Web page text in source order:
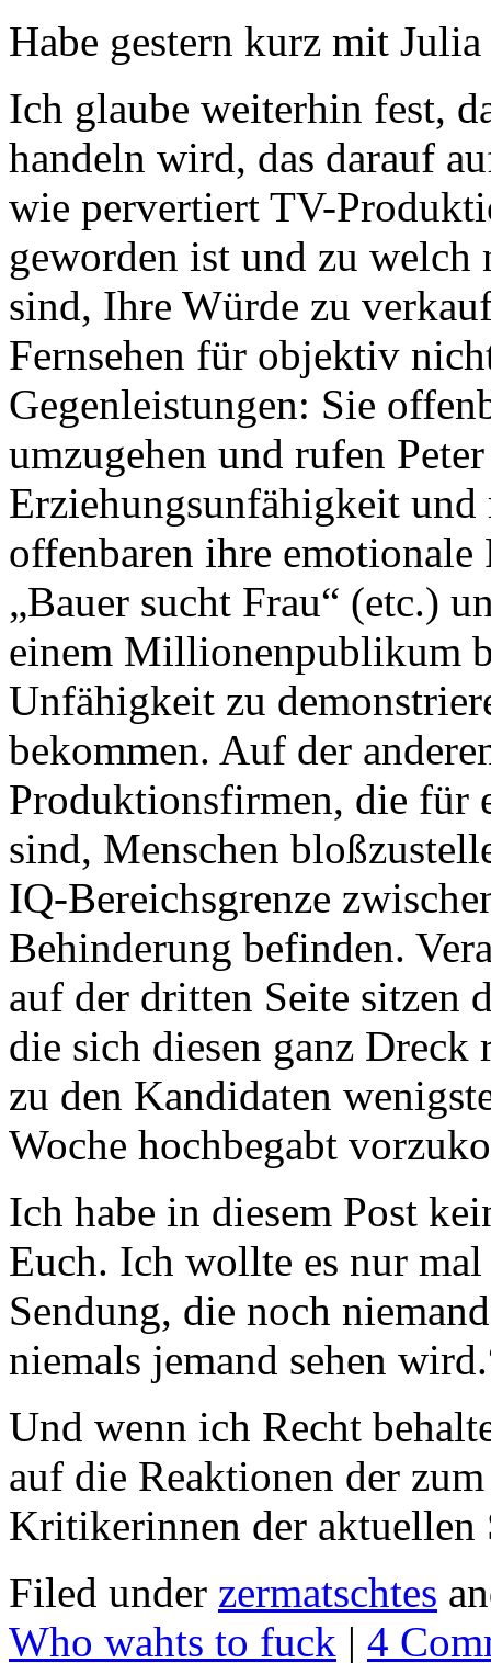
Habe gestern kurz mit Julia
Ich glaube weiterhin fest,
handeln wird, das darauf
wie pervertiert TV-
geworden ist und zu welch
sind, Ihre Würde zu
Fernsehen für objektiv
Gegenleistungen: Sie
umzugehen und rufen
Erziehungsunfähigkeit
offenbaren ihre
„Bauer sucht Frau“ (etc.)
einem Millionenpublikum
Unfähigkeit zu
bekommen. Auf der
Produktionsfirmen, die für
sind, Menschen
IQ-Bereichsgrenze
Behinderung befinden.
auf der dritten Seite sitzen
die sich diesen ganz
zu den Kandidaten
Woche hochbegabt
Ich habe in diesem Post
Euch. Ich wollte es nur
Sendung, die noch
niemals jemand sehen
Und wenn ich Recht
auf die Reaktionen der
Kritikerinnen der aktuellen
Filed under zermatschtes
Who wahts to fuck | 4